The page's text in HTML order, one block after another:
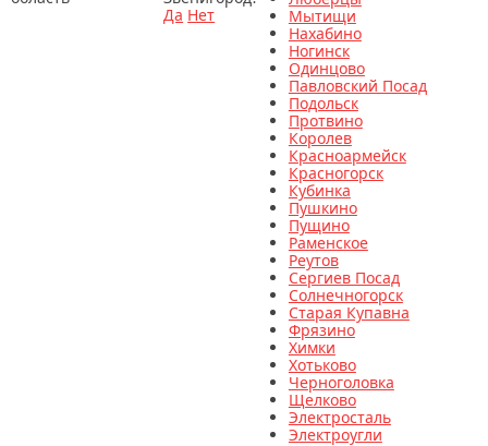
Да Нет
Мытищи
Нахабино
Ногинск
Одинцово
Павловский Посад
Подольск
Протвино
Королев
Красноармейск
Красногорск
Кубинка
Пушкино
Пущино
Раменское
Реутов
Сергиев Посад
Солнечногорск
Старая Купавна
Фрязино
Химки
Хотьково
Черноголовка
Щелково
Электросталь
Электроугли